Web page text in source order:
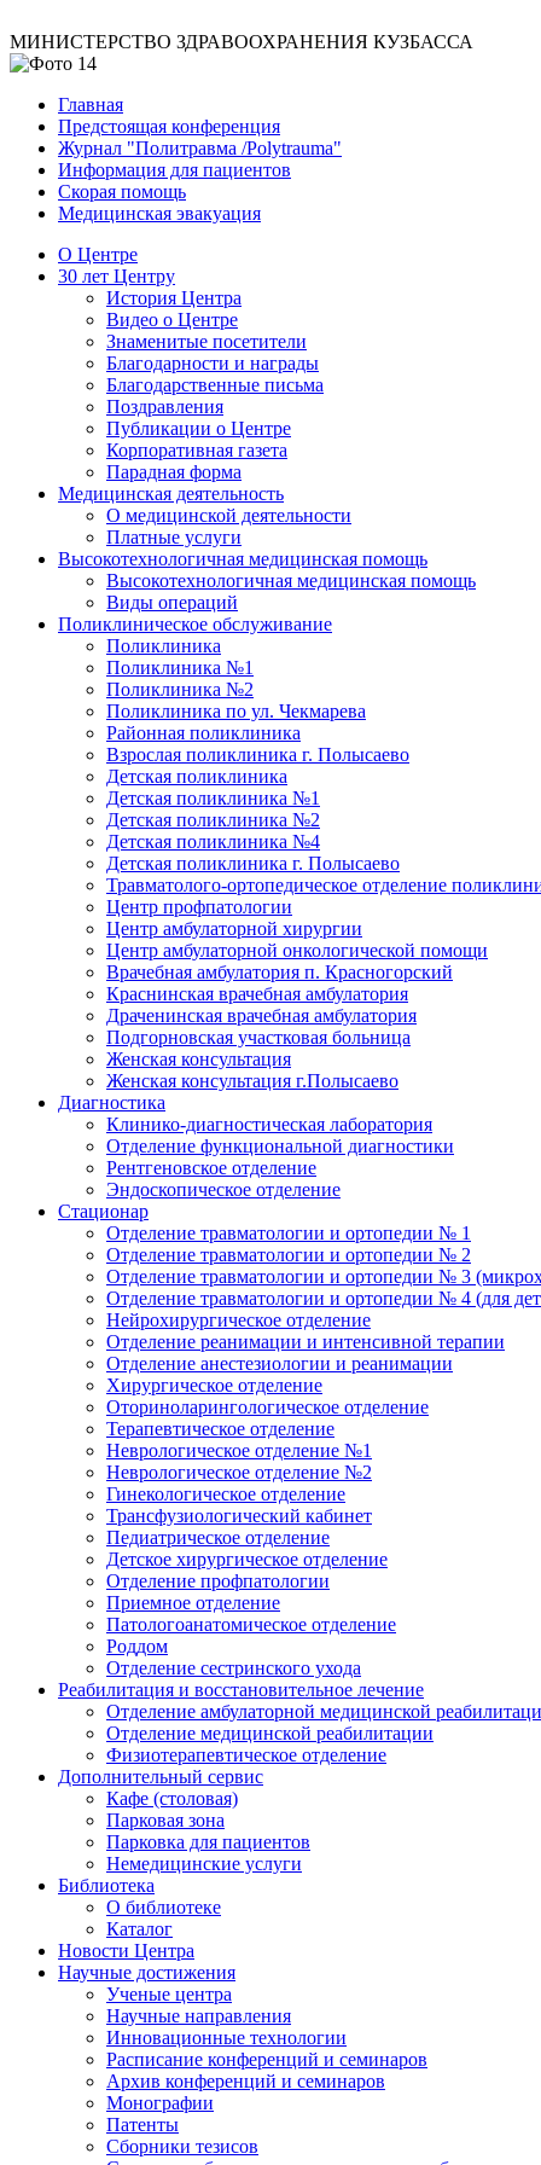
МИНИСТЕРСТВО ЗДРАВООХРАНЕНИЯ КУЗБАССА
Главная
Предстоящая конференция
Журнал "Политравма /Polytrauma"
Информация для пациентов
Скорая помощь
Медицинская эвакуация
О Центре
30 лет Центру
История Центра
Видео о Центре
Знаменитые посетители
Благодарности и награды
Благодарственные письма
Поздравления
Публикации о Центре
Корпоративная газета
Парадная форма
Медицинская деятельность
О медицинской деятельности
Платные услуги
Высокотехнологичная медицинская помощь
Высокотехнологичная медицинская помощь
Виды операций
Поликлиническое обслуживание
Поликлиника
Поликлиника №1
Поликлиника №2
Поликлиника по ул. Чекмарева
Районная поликлиника
Взрослая поликлиника г. Полысаево
Детская поликлиника
Детская поликлиника №1
Детская поликлиника №2
Детская поликлиника №4
Детская поликлиника г. Полысаево
Травматолого-ортопедическое отделение
Центр профпатологии
Центр амбулаторной хирургии
Центр амбулаторной онкологической помощи
Врачебная амбулатория п. Красногорский
Краснинская врачебная амбулатория
Драченинская врачебная амбулатория
Подгорновская участковая больница
Женская консультация
Женская консультация г.Полысаево
Диагностика
Клинико-диагностическая лаборатория
Отделение функциональной диагностики
Рентгеновское отделение
Эндоскопическое отделение
Стационар
Отделение травматологии и ортопедии № 1
Отделение травматологии и ортопедии № 2
Отделение травматологии и ортопедии № 3
Отделение травматологии и ортопедии № 4 (для
Нейрохирургическое отделение
Отделение реанимации и интенсивной терапии
Отделение анестезиологии и реанимации
Хирургическое отделение
Оториноларингологическое отделение
Терапевтическое отделение
Неврологическое отделение №1
Неврологическое отделение №2
Гинекологическое отделение
Трансфузиологический кабинет
Педиатрическое отделение
Детское хирургическое отделение
Отделение профпатологии
Приемное отделение
Патологоанатомическое отделение
Роддом
Отделение сестринского ухода
Реабилитация и восстановительное лечение
Отделение амбулаторной медицинской
Отделение медицинской реабилитации
Физиотерапевтическое отделение
Дополнительный сервис
Кафе (столовая)
Парковая зона
Парковка для пациентов
Немедицинские услуги
Библиотека
О библиотеке
Каталог
Новости Центра
Научные достижения
Ученые центра
Научные направления
Инновационные технологии
Расписание конференций и семинаров
Архив конференций и семинаров
Монографии
Патенты
Сборники тезисов